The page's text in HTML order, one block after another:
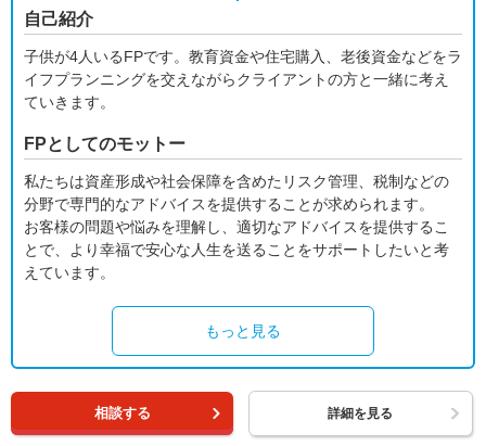
自己紹介
子供が4人いるFPです。教育資金や住宅購入、老後資金などをラ
イフプランニングを交えながらクライアントの方と一緒に考え
ていきます。
FPとしてのモットー
私たちは資産形成や社会保障を含めたリスク管理、税制などの
分野で専門的なアドバイスを提供することが求められます。
お客様の問題や悩みを理解し、適切なアドバイスを提供するこ
とで、より幸福で安心な人生を送ることをサポートしたいと考
えています。
もっと見る
相談する 詳細を見る